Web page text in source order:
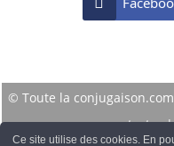
Ce site utilise des cookies. En
© Toute la
contacter